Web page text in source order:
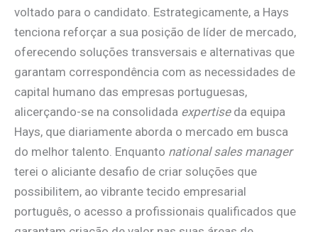
voltado para o candidato. Estrategicamente, a Hays
tenciona reforçar a sua posição de líder de mercado,
oferecendo soluções transversais e alternativas que
garantam correspondência com as necessidades de
capital humano das empresas portuguesas,
alicerçando-se na consolidada expertiseda equipa
Hays, que diariamente aborda o mercado em busca
do melhor talento. Enquanto national sales manager
terei o aliciante desafio de criar soluções que
possibilitem, ao vibrante tecido empresarial
português, o acesso a profissionais qualificados que